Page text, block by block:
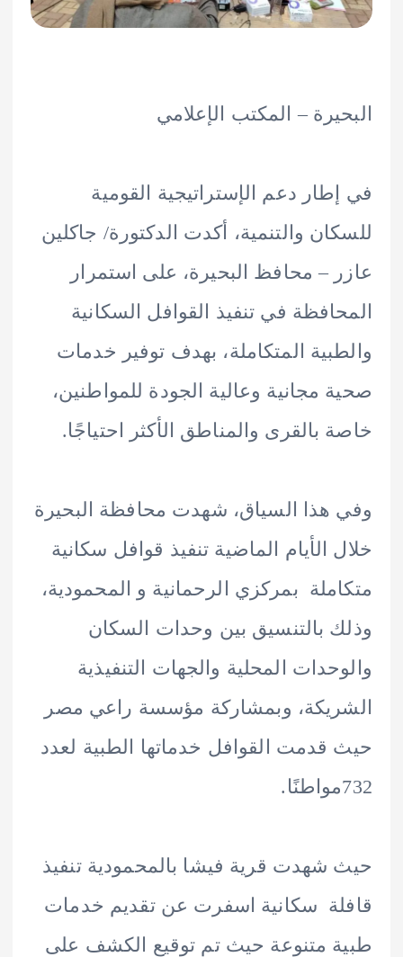
– المكتب الإعلامي
دعم الإستراتيجية القومية
والتنمية، أكدت الدكتورة/ جاكلين
– محافظ البحيرة، على استمرار
في تنفيذ القوافل السكانية
المتكاملة، بهدف توفير خدمات
مجانية وعالية الجودة للمواطنين،
بالقرى والمناطق الأكثر احتياجًا.
هذا السياق، شهدت محافظة البحيرة
الأيام الماضية تنفيذ قوافل سكانية
بمركزي الرحمانية و المحمودية،
بالتنسيق بين وحدات السكان
المحلية والجهات التنفيذية
وبمشاركة مؤسسة راعي مصر
قدمت القوافل خدماتها الطبية لعدد
شهدت قرية فيشا بالمحمودية تنفيذ
سكانية اسفرت عن تقديم خدمات
متنوعة حيث تم توقيع الكشف على